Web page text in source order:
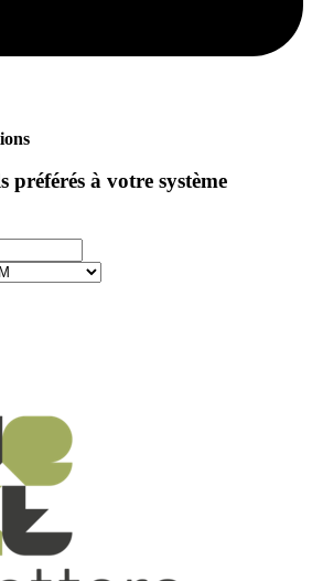
préférés à votre système